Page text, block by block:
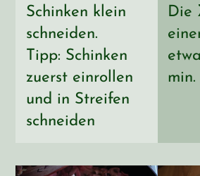
Schinken klein
schneiden.
Tipp: Schinken
zuerst einrollen
und in Streifen
schneiden
Die
min.